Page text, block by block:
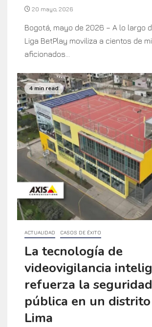
20 mayo, 2026
Bogotá, mayo de 2026 – A lo largo
Liga BetPlay moviliza a cientos de
aficionados...
4 min read
ACTUALIDAD CASOS DE ÉXITO
La tecnología de
videovigilancia
refuerza la seguridad
pública en un
Lima